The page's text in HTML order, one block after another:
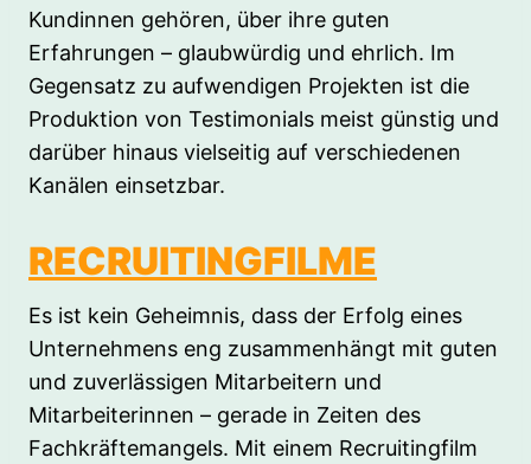
Kundinnen gehören, über ihre guten
Erfahrungen – glaubwürdig und ehrlich. Im
Gegensatz zu aufwendigen Projekten ist die
Produktion von Testimonials meist günstig und
darüber hinaus vielseitig auf verschiedenen
Kanälen einsetzbar.
RECRUITINGFILME
Es ist kein Geheimnis, dass der Erfolg eines
Unternehmens eng zusammenhängt mit guten
und zuverlässigen Mitarbeitern und
Mitarbeiterinnen – gerade in Zeiten des
Fachkräftemangels. Mit einem Recruitingfilm